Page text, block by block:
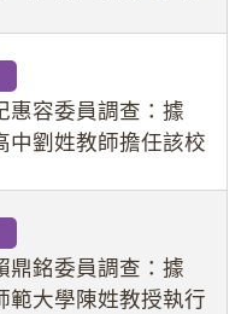
行為，歷經該校校園
下
惠容委員調查：據
中劉姓教師擔任該校
性影像並以手機傳送
懼成
鼎銘委員調查：據
範大學陳姓教授執行